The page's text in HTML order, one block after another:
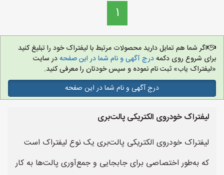
1
اگر شما هم تمایل دارید محصولات مرتبط با لیفتراک خود را تبلیغ کنید
برای شروع روی دکمهدرج آگهی و نام شما در این صفحهدر سایت
«لیفتراک یاب» ثبت نام نموده و سپس خودتان را معرفی کنید.
درج آگهی و نام شما در این صفحه
لیفتراک خودروی الکتریکی پالت‌بری
لیفتراک خودروی الکتریکی پالت‌بری یک نوع لیفتراک است
که به‌طور اختصاصی برای جابجایی و جمع‌آوری پالت‌ها به کار